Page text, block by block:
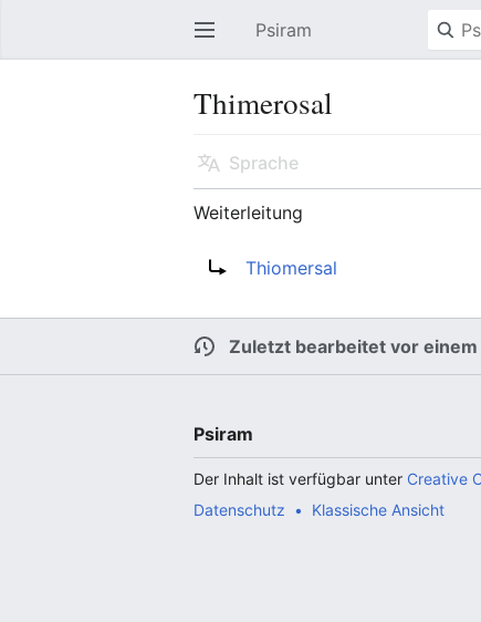
Hauptmenü öffnen Psiram
Thimerosal
Sprache
Weiterleitung
Thiomersal
Zuletzt bearbeitet vor
Psiram
Der Inhalt ist verfügbar unter Creative
Datenschutz
Klassische Ansicht